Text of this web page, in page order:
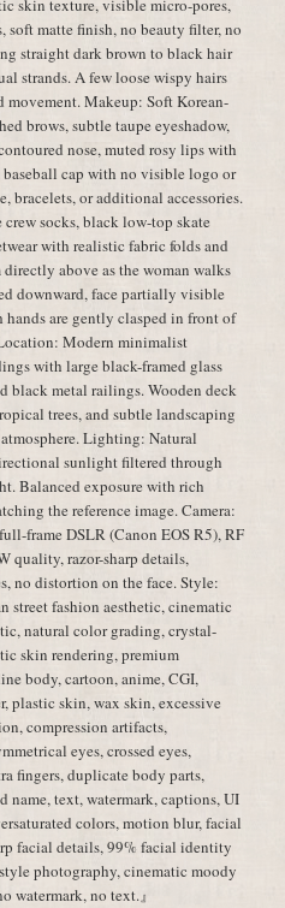
skin texture, visible micro-pores,
soft matte finish, no beauty filter, no
straight dark brown to black hair
strands. A few loose wispy hairs
Makeup: Soft Korean-
brows, subtle taupe eyeshadow,
nose, muted rosy lips with
cap with no visible logo or
bracelets, or additional accessories.
socks, black low-top skate
with realistic fabric folds and
above as the woman walks
downward, face partially visible
are gently clasped in front of
Modern minimalist
with large black-framed glass
black metal railings. Wooden deck
trees, and subtle landscaping
Lighting: Natural
sunlight filtered through
Balanced exposure with rich
the reference image. Camera:
frame DSLR (Canon EOS R5), RF
quality, razor-sharp details,
no distortion on the face. Style:
fashion aesthetic, cinematic
natural color grading, crystal-
skin rendering, premium
body, cartoon, anime, CGI,
plastic skin, wax skin, excessive
compression artifacts,
eyes, crossed eyes,
fingers, duplicate body parts,
text, watermark, captions, UI
colors, motion blur, facial
facial details, 99% facial identity
photography, cinematic moody
watermark, no text.』